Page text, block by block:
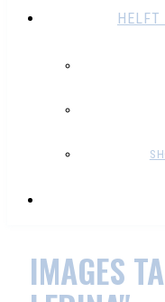
IMAGES